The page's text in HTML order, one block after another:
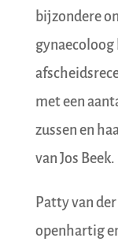
bijzondere
met een
zussen en
van Jos Beek.
Patty van
openhartig